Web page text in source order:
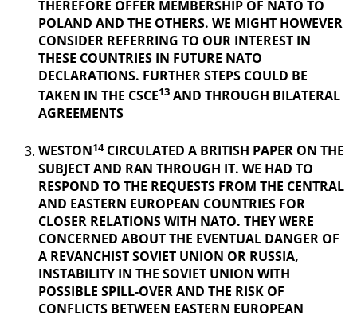
THEREFORE OFFER MEMBERSHIP OF NATO TO
POLAND AND THE OTHERS. WE MIGHT HOWEVER
CONSIDER REFERRING TO OUR INTEREST IN
THESE COUNTRIES IN FUTURE NATO
DECLARATIONS. FURTHER STEPS COULD BE
TAKEN IN THE CSCE13 AND THROUGH BILATERAL
AGREEMENTS
WESTON14CIRCULATED A BRITISH PAPER ON THE
SUBJECT AND RAN THROUGH IT. WE HAD TO
RESPOND TO THE REQUESTS FROM THE CENTRAL
AND EASTERN EUROPEAN COUNTRIES FOR
CLOSER RELATIONS WITH NATO. THEY WERE
CONCERNED ABOUT THE EVENTUAL DANGER OF
A REVANCHISTSOVIET UNION OR RUSSIA,
INSTABILITY IN THE SOVIET UNION WITH
POSSIBLE SPILL-OVER AND THE RISK OF
CONFLICTS BETWEEN EASTERN EUROPEAN